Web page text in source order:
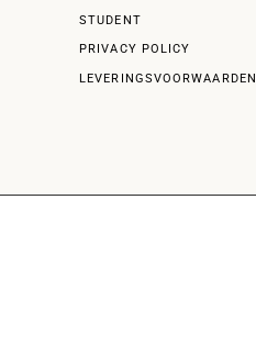
STUDENT
PRIVACY POLICY
LEVERINGSVOORWAARDEN